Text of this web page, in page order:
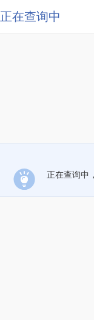
正在查询中
正在查询中